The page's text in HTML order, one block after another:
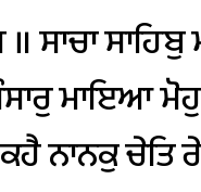
॥ਸਾਚਾਸਾਹਿਬੁ
ਮਾਇਆਮੋਹੁ
ਨਾਨਕੁਚੇਤਿਰੇ